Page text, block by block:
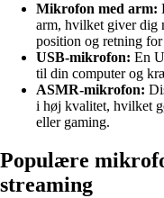
Mikrofon med arm:
arm, hvilket giver dig
position og retning
USB-mikrofon: En
til din computer og
ASMR-mikrofon:
i høj kvalitet, hvilket
eller gaming.
Populære
streaming